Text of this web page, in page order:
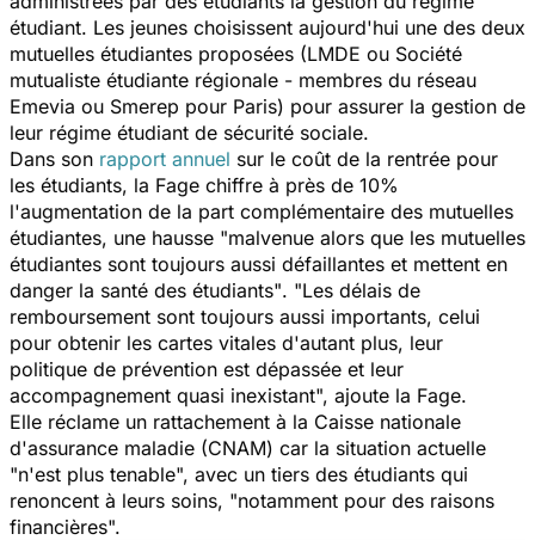
étudiant. Les jeunes choisissent aujourd'hui une des deux
mutuelles étudiantes proposées (LMDE ou Société
mutualiste étudiante régionale - membres du réseau
Emevia ou Smerep pour Paris) pour assurer la gestion de
leur régime étudiant de sécurité sociale.
Dans son rapport annuel sur le coût de la rentrée pour
les étudiants, la Fage chiffre à près de 10%
l'augmentation de la part complémentaire des mutuelles
étudiantes, une hausse "malvenue alors que les mutuelles
étudiantes sont toujours aussi défaillantes et mettent en
danger la santé des étudiants". "Les délais de
remboursement sont toujours aussi importants, celui
pour obtenir les cartes vitales d'autant plus, leur
politique de prévention est dépassée et leur
accompagnement quasi inexistant", ajoute la Fage.
Elle réclame un rattachement à la Caisse nationale
d'assurance maladie (CNAM) car la situation actuelle
"n'est plus tenable", avec un tiers des étudiants qui
renoncent à leurs soins, "notamment pour des raisons
financières".